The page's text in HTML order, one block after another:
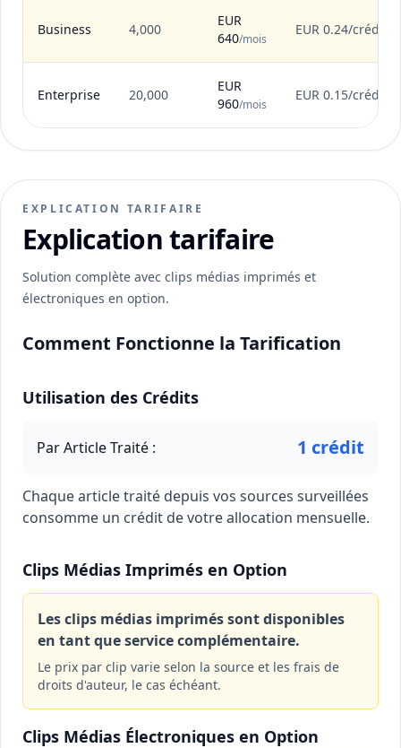
Business 4,000
EUR
640/mois
EUR 0.24/crédit
Enterprise 20,000
EUR
960/mois
EUR 0.15/crédit
EXPLICATION TARIFAIRE
Explication tarifaire
Solution complète avec clips médias imprimés et
électroniques en option.
Comment Fonctionne la Tarification
Utilisation des Crédits
Par Article Traité : 1 crédit
Chaque article traité depuis vos sources surveillées
consomme un crédit de votre allocation mensuelle.
Clips Médias Imprimés en Option
Les clips médias imprimés sont disponibles
en tant que service complémentaire.
Le prix par clip varie selon la source et les frais de
droits d'auteur, le cas échéant.
Clips Médias Électroniques en Option